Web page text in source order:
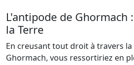
L'antipode de Ghormach
la Terre
En creusant tout droit à travers la
Ghormach, vous ressortiriez en